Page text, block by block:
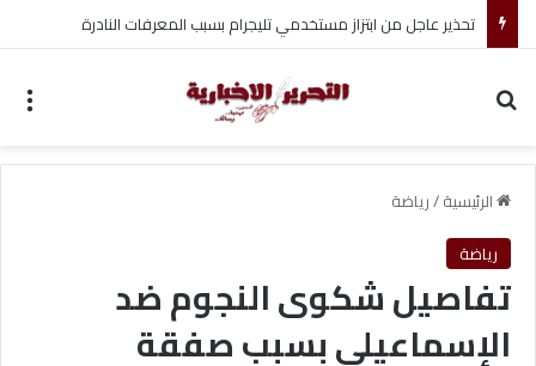
تحذير عاجل من ابتزاز مستخدمي تليجرام بسبب المعرفات النادرة
الرئيسية/رياضة
رياضة
تفاصيل شكوى النجوم ضد
الإسماعيلي بسبب صفقة